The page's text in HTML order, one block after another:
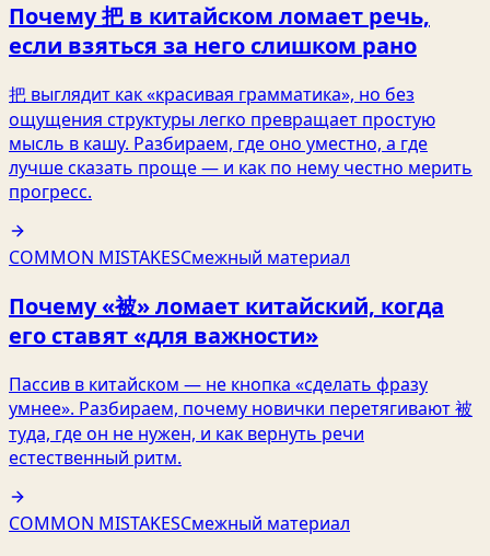
Почему 把 в китайском ломает речь,
если взяться за него слишком рано
把 выглядит как «красивая грамматика», но без
ощущения структуры легко превращает простую
мысль в кашу. Разбираем, где оно уместно, а где
лучше сказать проще — и как по нему честно мерить
прогресс.
COMMON MISTAKESСмежный материал
Почему «被» ломает китайский, когда
его ставят «для важности»
Пассив в китайском — не кнопка «сделать фразу
умнее». Разбираем, почему новички перетягивают 被
туда, где он не нужен, и как вернуть речи
естественный ритм.
COMMON MISTAKESСмежный материал